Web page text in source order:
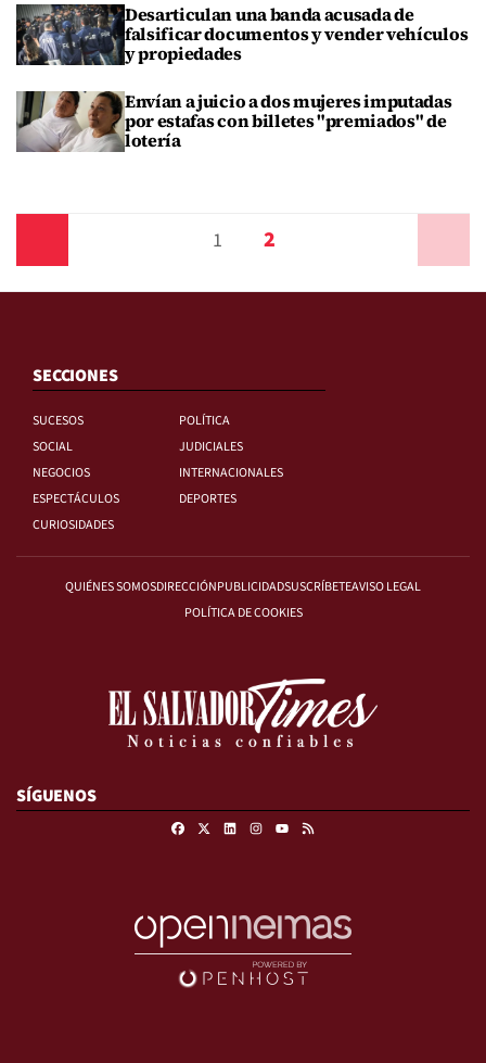
Desarticulan una banda acusada de
falsificar documentos y vender vehículos
y propiedades
Envían a juicio a dos mujeres imputadas
por estafas con billetes "premiados" de
lotería
1 2
SECCIONES
SUCESOS
POLÍTICA
SOCIAL
JUDICIALES
NEGOCIOS
INTERNACIONALES
ESPECTÁCULOS
DEPORTES
CURIOSIDADES
QUIÉNES SOMOSDIRECCIÓNPUBLICIDADSUSCRÍBETEAVISO LEGAL
POLÍTICA DE COOKIES
SÍGUENOS
FacebookLinkedinInstagramRSS